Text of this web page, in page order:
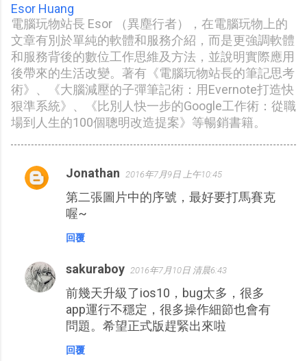
Esor Huang
電腦玩物站長 Esor （異塵行者），在電腦玩物上的
文章有別於單純的軟體和服務介紹，而是更強調軟體
和服務背後的數位工作思維及方法，並說明實際應用
後帶來的生活改變。著有《電腦玩物站長的筆記思考
術》、《大腦減壓的子彈筆記術：用Evernote打造快
狠準系統》、《比別人快一步的Google工作術：從職
場到人生的100個聰明改造提案》等暢銷書籍。
留
Jonathan 2016年7月9日 上午10:45
第二張圖片中的序號，最好要打馬賽克
喔~
回覆
sakuraboy 2016年7月10日 清晨6:43
前幾天升級了ios10，bug太多，很多
app運行不穩定，很多操作細節也會有
問題。希望正式版趕緊出來啦
回覆